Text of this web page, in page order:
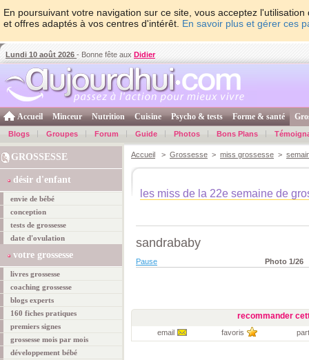
En poursuivant votre navigation sur ce site, vous acceptez
et offres adaptés à vos centres d'intérêt. En savoir plus et gérer ces
Lundi 10 août 2026 - Bonne fête aux Didier
Accueil Minceur Nutrition Cuisine Psycho & tests Forme & santé
Blogs Groupes Forum Guide Photos Bons Plans
GROSSESSE
désir d'enfant
envie de bébé
conception
tests de grossesse
date d'ovulation
votre grossesse
livres grossesse
coaching grossesse
blogs experts
160 fiches pratiques
premiers signes
grossesse mois par mois
développement bébé
Accueil > Grossesse > miss grossesse >
les miss de la 22e semaine de
sandrababy
Pause Photo 1/26
recommander
email favoris